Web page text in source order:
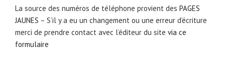
La source des numéros de téléphone provient des PAGES
JAUNES – S’il y a eu un changement ou une erreur d’écriture
merci de prendre contact avec l’éditeur du site via ce
formulaire